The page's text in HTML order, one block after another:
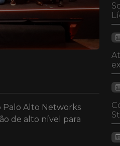
Palo Alto Networks
de alto nível para